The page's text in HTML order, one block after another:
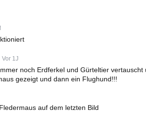
Vor 1J
noch Erdferkel und Gürteltier
gezeigt und dann ein Flughund!!!
auf dem letzten Bild